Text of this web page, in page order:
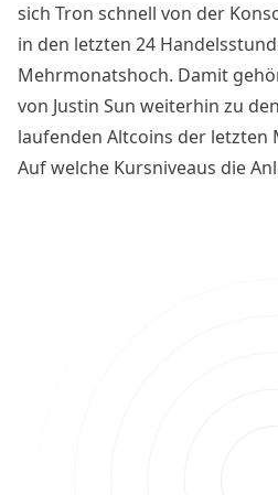
sich Tron schnell von der
in den letzten 24
Mehrmonatshoch. Damit
von Justin Sun weiterhin zu
laufenden Altcoins der letzten
Auf welche Kursniveaus die